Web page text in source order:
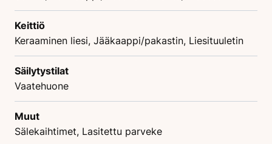
Keittiö
Keraaminen liesi, Jääkaappi/pakastin, Liesituuletin
Säilytystilat
Vaatehuone
Muut
Sälekaihtimet, Lasitettu parveke